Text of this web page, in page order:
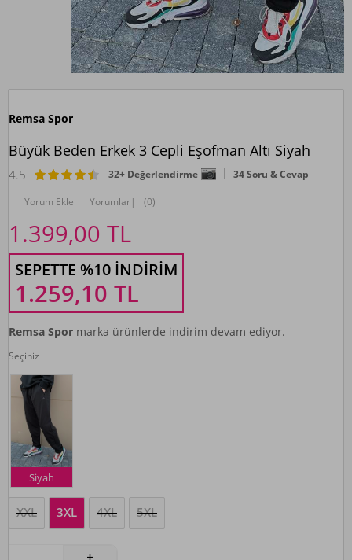
Remsa Spor
Büyük Beden Erkek 3 Cepli Eşofman Altı Siyah
4.5 32+ Değerlendirme 34 Soru & Cevap
Yorum Ekle Yorumlar| (0)
1.399,00 TL
SEPETTE %10 İNDIRIM
1.259,10 TL
Remsa Spor marka ürünlerde indirim devam ediyor.
Seçiniz
Siyah
XXL 3XL 4XL 5XL